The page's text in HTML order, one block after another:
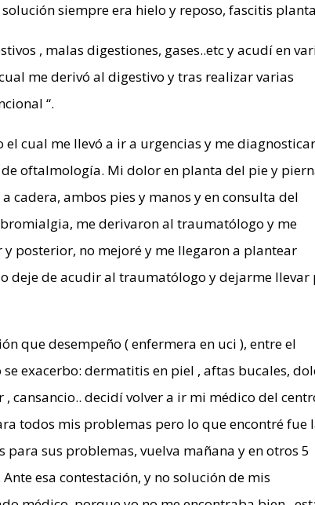
siempre era hielo y reposo, fascitis
, malas digestiones, gases..etc y acudí en
me derivó al digestivo y tras realizar varias
“.
cual me llevó a ir a urgencias y me
oftalmología. Mi dolor en planta del pie y
cadera, ambos pies y manos y en consulta del
me derivaron al traumatólogo y me
posterior, no mejoré y me llegaron a plantear
deje de acudir al traumatólogo y dejarme llevar
que desempeño ( enfermera en uci ), entre el
exacerbo: dermatitis en piel , aftas bucales,
cansancio.. decidí volver a ir mi médico del
todos mis problemas pero lo que encontré fue
sus problemas, vuelva mañana y en otros 5
esa contestación, y no solución de mis